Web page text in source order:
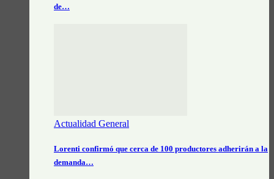
de…
Actualidad General
Lorenti confirmó que cerca de 100 productores adherirán a la
demanda…